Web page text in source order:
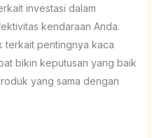
investasi dalam
kendaraan Anda.
terkait pentingnya kaca
bikin keputusan yang baik
yang sama dengan